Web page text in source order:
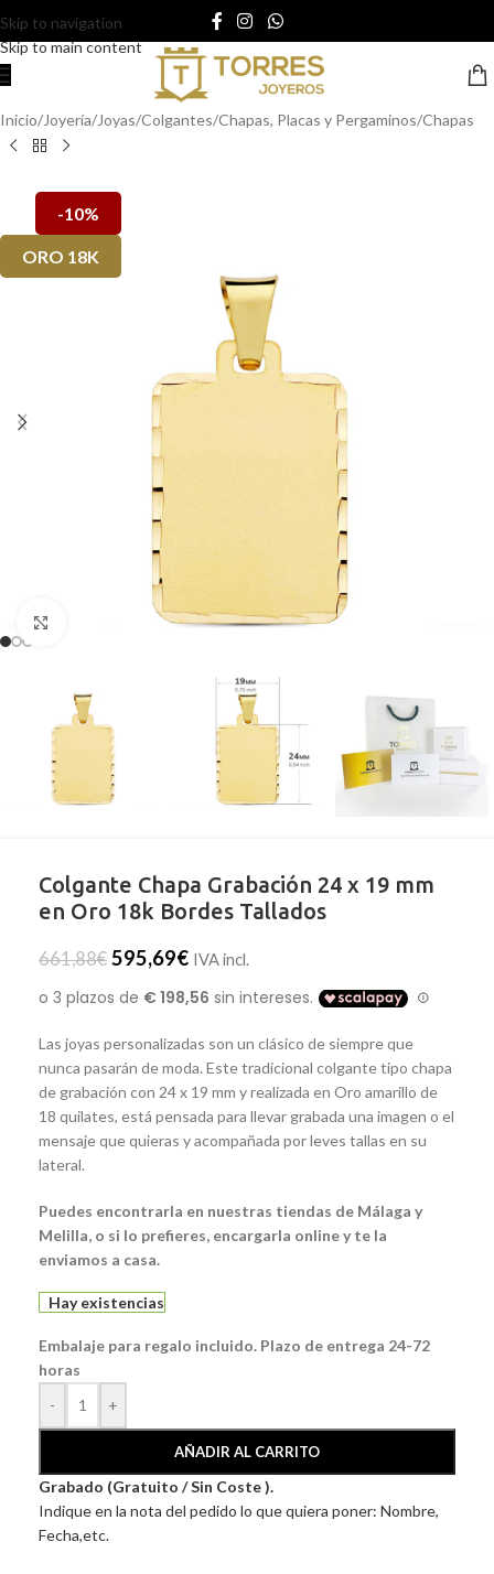
Skip to navigation
Skip to main content
Inicio/Joyería/Joyas/Colgantes/Chapas, Placas y Pergaminos/Chapas
-10%
ORO 18K
Clic para ampliar
Colgante Chapa Grabación 24 x 19 mm
en Oro 18k Bordes Tallados
661,88€ 595,69€ IVA incl.
Las joyas personalizadas son un clásico de siempre que
nunca pasarán de moda. Este tradicional colgante tipo chapa
de grabación con 24 x 19 mm y realizada en Oro amarillo de
18 quilates, está pensada para llevar grabada una imagen o el
mensaje que quieras y acompañada por leves tallas en su
lateral.
Puedes encontrarla en nuestras tiendas de Málaga y
Melilla, o si lo prefieres, encargarla online y te la
enviamos a casa.
Hay existencias
Embalaje para regalo incluido. Plazo de entrega 24-72
horas
-
+
AÑADIR AL CARRITO
Grabado (Gratuito / Sin Coste ).
Indique en la nota del pedido lo que quiera poner: Nombre,
Fecha,etc.